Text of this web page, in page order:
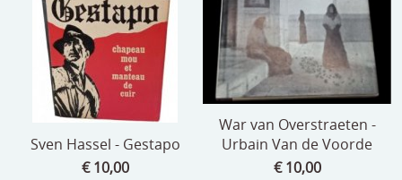
schilderijen
porselein/aardewerk
juwelen/horloges/brillen
medailles/munten/bankbiljetten
ets/tekening/litho/gravure
Sven Hassel - Gestapo
€ 10,00
War van Overstraeten -
Urbain Van de Voorde
€ 10,00